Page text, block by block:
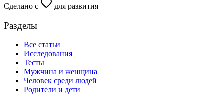
Сделано с для развития
Разделы
Все статьи
Исследования
Тесты
Мужчина и женщина
Человек среди людей
Родители и дети